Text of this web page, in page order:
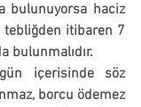
bulunuyorsa haciz
tebliğden itibaren 7
bulunmalıdır.
içerisinde söz
borcu ödemez